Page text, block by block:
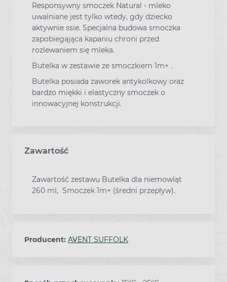
Responsywny smoczek Natural - mleko
uwalniane jest tylko wtedy, gdy dziecko
aktywnie ssie. Specjalna budowa smoczka
zapobiegająca kapaniu chroni przed
rozlewaniem się mleka.
Butelka w zestawie ze smoczkiem 1m+ .
Butelka posiada zaworek antykolkowy oraz
bardzo miękki i elastyczny smoczek o
innowacyjnej konstrukcji.
Zawartość
Zawartość zestawu Butelka dla niemowląt
260 ml, Smoczek 1m+ (średni przepływ).
Producent: AVENT SUFFOLK